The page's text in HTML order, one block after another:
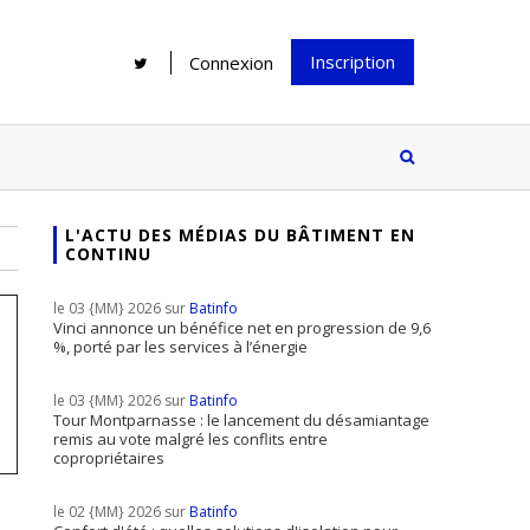
Connexion Inscription
idée mais...
Le print sous toutes ses formes a-t-
il encore sa place dans un monde
Rénover une salle de bains : gagner
supports
inscrire
à notre
?
L'ACTU DES MÉDIAS DU BÂTIMENT EN
CONTINU
le 03 {MM} 2026 surBatinfo
Vinci annonce un bénéfice net en progression de 9,6
%, porté par les services à l’énergie
le 03 {MM} 2026 surBatinfo
Tour Montparnasse : le lancement du désamiantage
remis au vote malgré les conflits entre
copropriétaires
le 02 {MM} 2026 surBatinfo